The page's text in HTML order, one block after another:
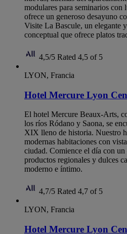
modulares para seminarios con
ofrece un generoso desayuno
Visite La Bascule, un elegante
conceptual que ofrece platos
4,5/5 Rated 4,5 of 5
LYON, Francia
Hotel Mercure Lyon
El hotel Mercure Beaux-Arts,
los ríos Ródano y Saona, se
XIX lleno de historia. Nuestro
modernas habitaciones con
ciudad. Comience el día con
productos regionales y dulces
moderno e íntimo.
4,7/5 Rated 4,7 of 5
LYON, Francia
Hotel Mercure Lyon